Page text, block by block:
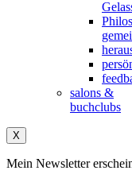
salons &
buchclubs
X
Mein Newsletter